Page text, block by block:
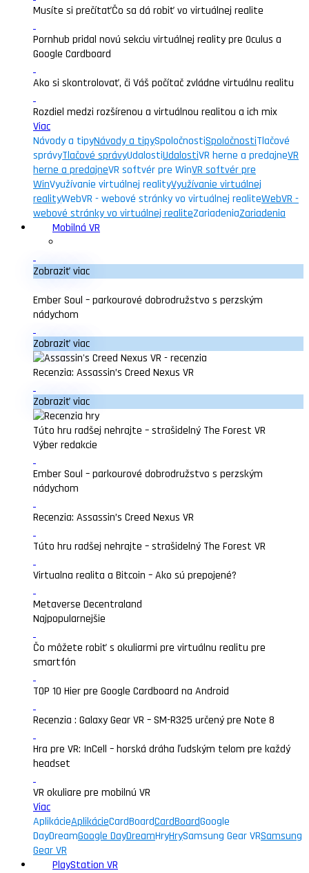
Musíte si prečítaťČo sa dá robiť vo virtuálnej realite
Pornhub pridal novú sekciu virtuálnej reality pre Oculus a
Google Cardboard
Ako si skontrolovať, či Váš počítač zvládne virtuálnu realitu
Rozdiel medzi rozšírenou a virtuálnou realitou a ich mix
Viac
Návody a tipyNávody a tipySpoločnostiSpoločnostiTlačové
správyTlačové správyUdalostiUdalostiVR herne a predajneVR
herne a predajneVR softvér pre WinVR softvér pre
WinVyužívanie virtuálnej realityVyužívanie virtuálnej
realityWebVR - webové stránky vo virtuálnej realiteWebVR -
webové stránky vo virtuálnej realiteZariadeniaZariadenia
Mobilná VR
Zobraziť viac
Ember Soul – parkourové dobrodružstvo s perzským
nádychom
Zobraziť viac
Recenzia: Assassin’s Creed Nexus VR
Zobraziť viac
Túto hru radšej nehrajte – strašidelný The Forest VR
Výber redakcie
Ember Soul – parkourové dobrodružstvo s perzským
nádychom
Recenzia: Assassin’s Creed Nexus VR
Túto hru radšej nehrajte – strašidelný The Forest VR
Virtualna realita a Bitcoin – Ako sú prepojené?
Metaverse Decentraland
Najpopularnejšie
Čo môžete robiť s okuliarmi pre virtuálnu realitu pre
smartfón
TOP 10 Hier pre Google Cardboard na Android
Recenzia : Galaxy Gear VR – SM-R325 určený pre Note 8
Hra pre VR: InCell – horská dráha ľudským telom pre každý
headset
VR okuliare pre mobilnú VR
Viac
AplikácieAplikácieCardBoardCardBoardGoogle
DayDreamGoogle DayDreamHryHrySamsung Gear VRSamsung
Gear VR
PlayStation VR